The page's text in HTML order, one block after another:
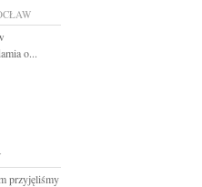
o...
przyjęliśmy